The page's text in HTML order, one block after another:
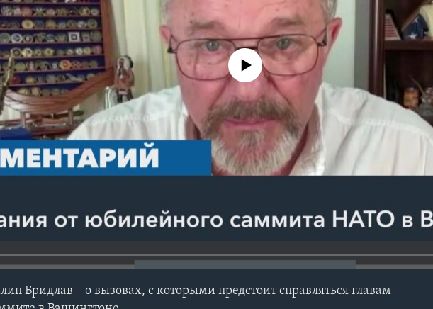
No media source currently available
Бридлав – о вызовах, с которыми предстоит справляться главам